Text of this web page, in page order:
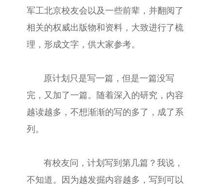
军工北京校友会以及一些前辈，并翻阅了
相关的权威出版物和资料，大致进行了梳
理，形成文字，供大家参考。
原计划只是写一篇，但是一篇没写
完，又加了一篇。随着深入的研究，内容
越读越多，不想渐渐的写的多了，成了系
列。
有校友问，计划写到第几篇？我说，
不知道。因为越发掘内容越多，写到可以